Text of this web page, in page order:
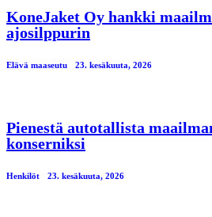
KoneJaket Oy hankki
ajosilppurin
Elävä maaseutu 23. kesäkuuta, 2026
Pienestä autotallista
konserniksi
Henkilöt 23. kesäkuuta, 2026